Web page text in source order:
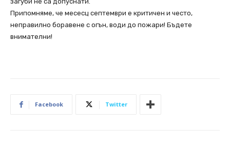
Припомняме, че месесц септември е критичен и често,
неправилно боравене с огън, води до пожари! Бъдете
внимателни!
Facebook Twitter